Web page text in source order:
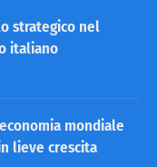
strategico nel
italiano
mondiale
lieve crescita